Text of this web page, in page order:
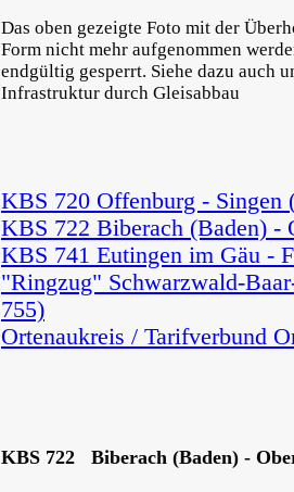
Das oben gezeigte Foto mit der
Form nicht mehr aufgenommen
endgültig gesperrt. Siehe dazu auch
Infrastruktur durch Gleisabbau
KBS 720 Offenburg - Singen
KBS 722 Biberach (Baden) -
KBS 741 Eutingen im Gäu -
"Ringzug" Schwarzwald-
755)
Ortenaukreis / Tarifverbund
KBS 722 Biberach (Baden) -